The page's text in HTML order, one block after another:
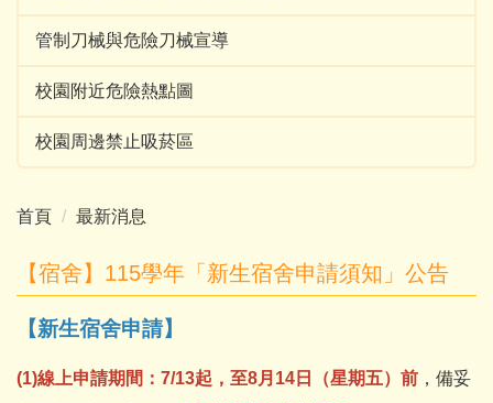
管制刀械與危險刀械宣導
校園附近危險熱點圖
校園周邊禁止吸菸區
首頁 最新消息
【宿舍】115學年「新生宿舍申請須知」公告
【新生宿舍申請】
(1)線上申請期間：7/13起，至8月14日（星期五）前 ，備妥